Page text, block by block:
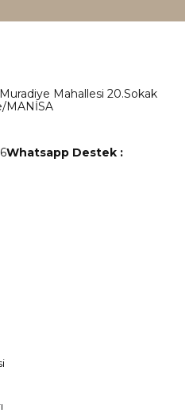
Mahallesi 20.Sokak
MANİSA
Whatsapp Destek :